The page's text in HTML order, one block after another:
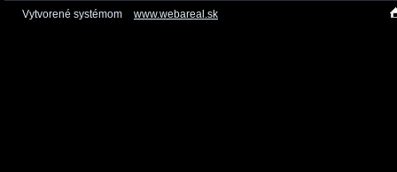
Vytvorené systémom www.webareal.sk